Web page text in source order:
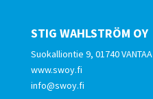
STIG WAHLSTRÖM OY
Suokalliontie 9, 01740 VANTAA
www.swoy.fi
info@swoy.fi